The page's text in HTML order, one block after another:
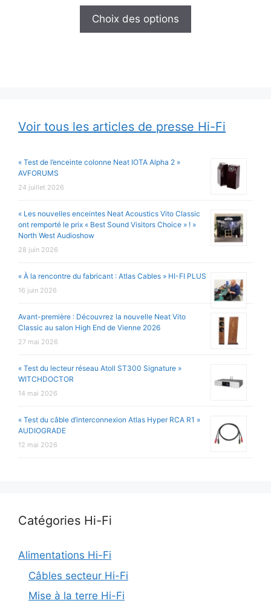
Choix des options
Voir tous les articles de presse Hi-Fi
« Test de l’enceinte colonne Neat IOTA Alpha 2 »
AVFORUMS
24 juillet 2026
« Les nouvelles enceintes Neat Acoustics Vito Classic
ont remporté le prix « Best Sound Visitors Choice » ! »
North West Audioshow
28 juin 2026
« À la rencontre du fabricant : Atlas Cables » HI-FI PLUS
16 juin 2026
Avant-première : Découvrez la nouvelle Neat Vito
Classic au salon High End de Vienne 2026
27 mai 2026
« Test du lecteur réseau Atoll ST300 Signature »
WITCHDOCTOR
14 mai 2026
« Test du câble d’interconnexion Atlas Hyper RCA R1 »
AUDIOGRADE
12 mai 2026
Catégories Hi-Fi
Alimentations Hi-Fi
Câbles secteur Hi-Fi
Mise à la terre Hi-Fi